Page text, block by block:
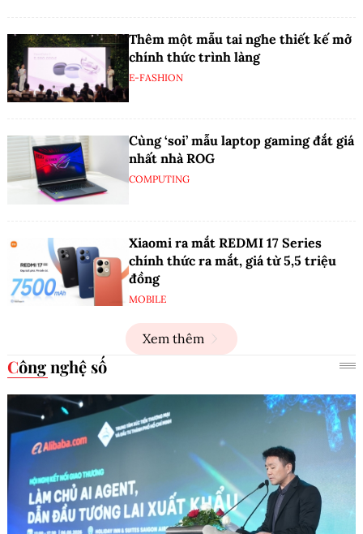
Thêm một mẫu tai nghe thiết kế mở
chính thức trình làng
E-FASHION
Cùng ‘soi’ mẫu laptop gaming đắt giá
nhất nhà ROG
COMPUTING
Xiaomi ra mắt REDMI 17 Series
chính thức ra mắt, giá từ 5,5 triệu
đồng
MOBILE
Xem thêm
Công nghệ số